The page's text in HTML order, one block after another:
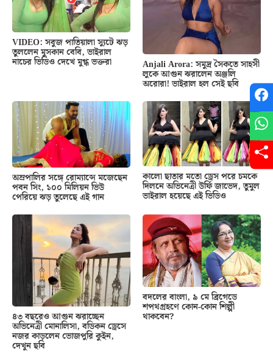
VIDEO: সবুজ পাতিয়ালা স্যুটে ঝড়
তুললেন মুসকান বেবি, ভাইরাল
নাচের ভিডিও দেখে মুগ্ধ ভক্তরা Anjali Arora: সমুদ্র সৈকতে সাহসী
লুকে আগুন ঝরালেন অঞ্জলি
অরোরা! ভাইরাল হল সেই ছবি
অম্রপালির সঙ্গে রোম্যান্সে মজেছেন
পবন সিং, ১০০ মিলিয়ন ভিউ
পেরিয়ে ঝড় তুলেছে এই গান
কালো ছাতার মতো ড্রেস পরে চমকে
দিলনে অভিনেত্রী উর্ফি জাভেদ, তুমুল
ভাইরাল হয়েছে এই ভিডিও
৪৩ বছরেও আগুন ঝরাচ্ছেন
অভিনেত্রী মোনালিসা, বডিকন ড্রেসে
নজর কাড়লেন ভোজপুরি কুইন,
দেখুন ছবি
বদলের বাংলা, ৯ মে ব্রিগেডে
শপথগ্রহণে কোন-কোন শিল্পী
থাকবেন?